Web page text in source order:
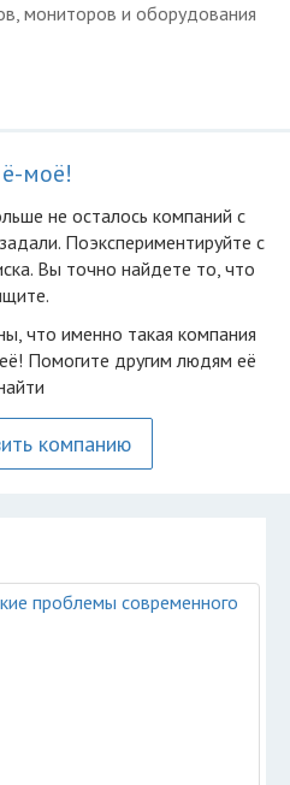
мониторов и оборудования
моё!
не осталоcь компаний с
Поэкспериментируйте с
Вы точно найдете то, что
что именно такая компания
Помогите другим людям её
компанию